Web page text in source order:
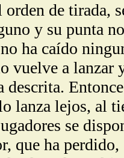
de tirada,
y su punta
ha caído
vuelve a lanzar
descrita.
lanza lejos, al
se
que ha